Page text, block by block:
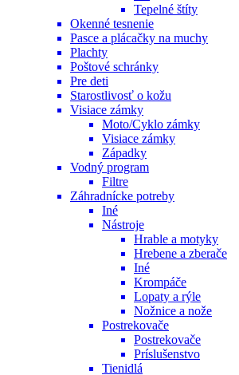
Tepelné štíty
Okenné tesnenie
Pasce a plácačky na muchy
Plachty
Poštové schránky
Pre deti
Starostlivosť o kožu
Visiace zámky
Moto/Cyklo zámky
Visiace zámky
Západky
Vodný program
Filtre
Záhradnícke potreby
Iné
Nástroje
Hrable a motyky
Hrebene a zberače
Iné
Krompáče
Lopaty a rýle
Nožnice a nože
Postrekovače
Postrekovače
Príslušenstvo
Tienidlá